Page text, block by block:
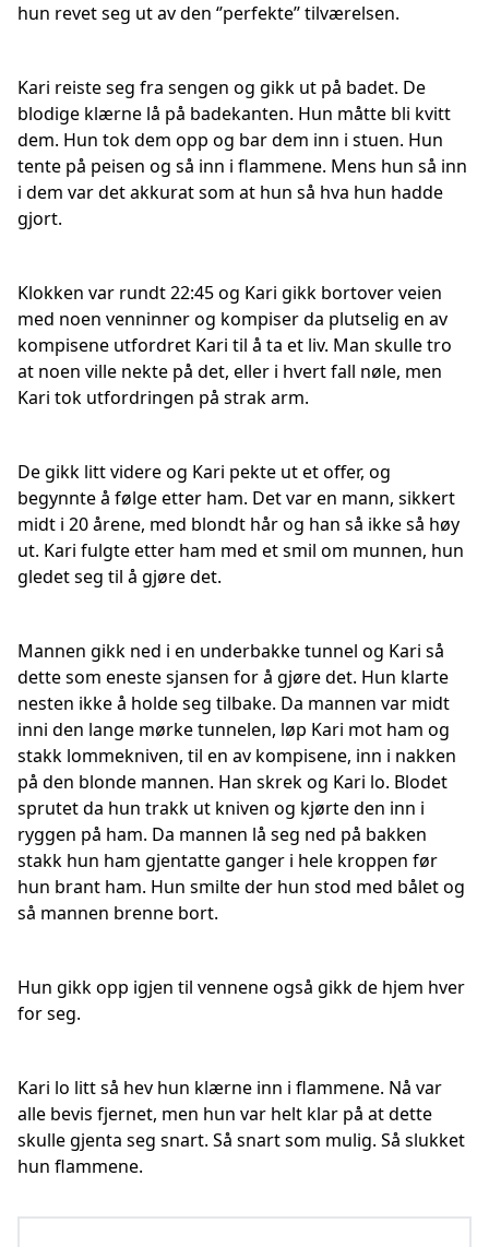
hun revet seg ut av den ‘’perfekte’’ tilværelsen.
Kari reiste seg fra sengen og gikk ut på badet. De
blodige klærne lå på badekanten. Hun måtte bli kvitt
dem. Hun tok dem opp og bar dem inn i stuen. Hun
tente på peisen og så inn i flammene. Mens hun så inn
i dem var det akkurat som at hun så hva hun hadde
gjort.
Klokken var rundt 22:45 og Kari gikk bortover veien
med noen venninner og kompiser da plutselig en av
kompisene utfordret Kari til å ta et liv. Man skulle tro
at noen ville nekte på det, eller i hvert fall nøle, men
Kari tok utfordringen på strak arm.
De gikk litt videre og Kari pekte ut et offer, og
begynnte å følge etter ham. Det var en mann, sikkert
midt i 20 årene, med blondt hår og han så ikke så høy
ut. Kari fulgte etter ham med et smil om munnen, hun
gledet seg til å gjøre det.
Mannen gikk ned i en underbakke tunnel og Kari så
dette som eneste sjansen for å gjøre det. Hun klarte
nesten ikke å holde seg tilbake. Da mannen var midt
inni den lange mørke tunnelen, løp Kari mot ham og
stakk lommekniven, til en av kompisene, inn i nakken
på den blonde mannen. Han skrek og Kari lo. Blodet
sprutet da hun trakk ut kniven og kjørte den inn i
ryggen på ham. Da mannen lå seg ned på bakken
stakk hun ham gjentatte ganger i hele kroppen før
hun brant ham. Hun smilte der hun stod med bålet og
så mannen brenne bort.
Hun gikk opp igjen til vennene også gikk de hjem hver
for seg.
Kari lo litt så hev hun klærne inn i flammene. Nå var
alle bevis fjernet, men hun var helt klar på at dette
skulle gjenta seg snart. Så snart som mulig. Så slukket
hun flammene.